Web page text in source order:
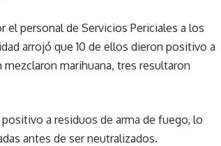
personal de Servicios Periciales a los
arrojó que 10 de ellos dieron positivo a
marihuana, tres resultaron
a residuos de arma de fuego, lo
antes de ser neutralizados.